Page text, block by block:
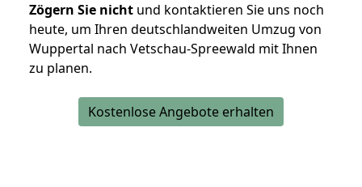
Zögern Sie nicht und kontaktieren Sie uns noch
heute, um Ihren deutschlandweiten Umzug von
Wuppertal nach Vetschau-Spreewald mit Ihnen
zu planen.
Kostenlose Angebote erhalten